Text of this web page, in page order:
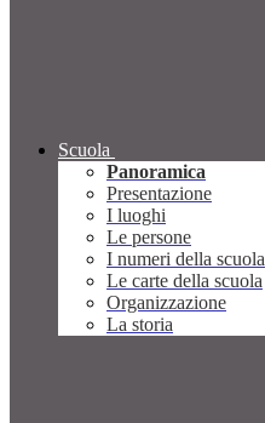
Scuola
Panoramica
Presentazione
I luoghi
Le persone
I numeri della scuola
Le carte della scuola
Organizzazione
La storia